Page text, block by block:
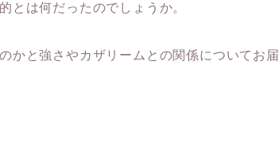
とは何だったのでしょうか。
かと強さやカザリームとの関係についてお届